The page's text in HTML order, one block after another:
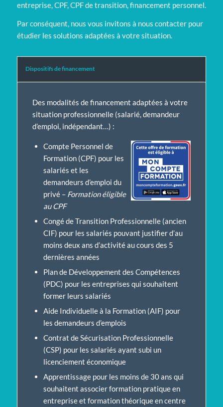
entreprise, CPF, CPF de transition, financement personnel.
Par conséquent, nous vous invitons à nous contacter pour
étudier les solutions adaptées à votre situation.
Dispositifs de financement
Des modalités de financement adaptées à votre
situation professionnelle (salarié, demandeur
d’emploi, indépendant…) :
Compte Personnel de
Formation (CPF) pour les
salariés et les
demandeurs d’emploi du
privé – Formationéligible
au CPF
Congé de Transition Professionnelle (ancien
CIF) pour les salariés pouvant justifier d’au
moins deux ans d’activité au cours des 5
dernières années
Plan de Développement des Compétences
(PDC) pour les entreprises qui souhaitent
former leurs salariés
Aide Individuelle à la Formation (AIF) pour
les demandeurs d’emplois
Contrat de Sécurisation Professionnelle
(CSP) pour les salariés ayant subi un
licenciement économique
Apprentissagepour les moins de 30 ans qui
souhaitent associer formation pratique en
entreprise et formation théorique en centre